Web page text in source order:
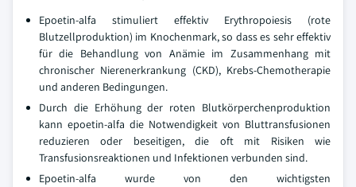
Epoetin-alfa stimuliert effektiv Erythropoiesis (rote
Blutzellproduktion) im Knochenmark, so dass es sehr effektiv
für die Behandlung von Anämie im Zusammenhang mit
chronischer Nierenerkrankung (CKD), Krebs-Chemotherapie
und anderen Bedingungen.
Durch die Erhöhung der roten Blutkörperchenproduktion
kann epoetin-alfa die Notwendigkeit von Bluttransfusionen
reduzieren oder beseitigen, die oft mit Risiken wie
Transfusionsreaktionen und Infektionen verbunden sind.
Epoetin-alfa wurde von den wichtigsten